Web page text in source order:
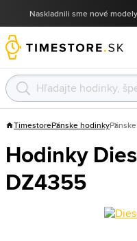
Naskladnili sme nové
TimestorePánske hodinky
Hodinky
DZ4355